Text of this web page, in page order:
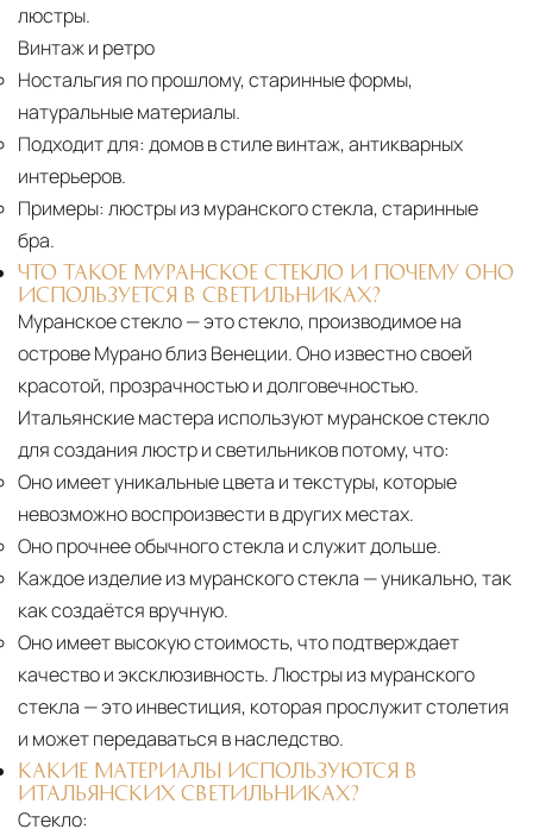
люстры.
Винтаж и ретро
Ностальгия по прошлому, старинные формы,
натуральные материалы.
Подходит для: домов в стиле винтаж, антикварных
интерьеров.
Примеры: люстры из муранского стекла, старинные
бра.
ЧТО ТАКОЕ МУРАНСКОЕ СТЕКЛО И ПОЧЕМУ ОНО
ИСПОЛЬЗУЕТСЯ В СВЕТИЛЬНИКАХ?
Муранское стекло — это стекло, производимое на
острове Мурано близ Венеции. Оно известно своей
красотой, прозрачностью и долговечностью.
Итальянские мастера используют муранское стекло
для создания люстр и светильников потому, что:
Оно имеет уникальные цвета и текстуры, которые
невозможно воспроизвести в других местах.
Оно прочнее обычного стекла и служит дольше.
Каждое изделие из муранского стекла — уникально, так
как создаётся вручную.
Оно имеет высокую стоимость, что подтверждает
качество и эксклюзивность. Люстры из муранского
стекла — это инвестиция, которая прослужит столетия
и может передаваться в наследство.
КАКИЕ МАТЕРИАЛЫ ИСПОЛЬЗУЮТСЯ В
ИТАЛЬЯНСКИХ СВЕТИЛЬНИКАХ?
Стекло: